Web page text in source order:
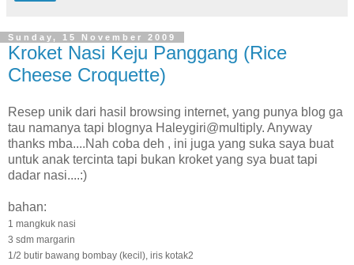
Sunday, 15 November 2009
Kroket Nasi Keju Panggang (Rice
Cheese Croquette)
Resep unik dari hasil browsing internet, yang punya blog ga
tau namanya tapi blognya Haleygiri@multiply. Anyway
thanks mba....Nah coba deh , ini juga yang suka saya buat
untuk anak tercinta tapi bukan kroket yang sya buat tapi
dadar nasi....:)
bahan:
1 mangkuk nasi
3 sdm margarin
1/2 butir bawang bombay (kecil), iris kotak2